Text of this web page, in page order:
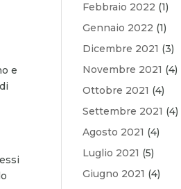
e
Febbraio 2022 (1)
Gennaio 2022 (1)
Dicembre 2021 (3)
Novembre 2021 (4)
Ottobre 2021 (4)
Settembre 2021 (4)
Agosto 2021 (4)
Luglio 2021 (5)
Giugno 2021 (4)